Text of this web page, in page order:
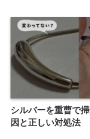
シルバーを重曹で
因と正しい対処法